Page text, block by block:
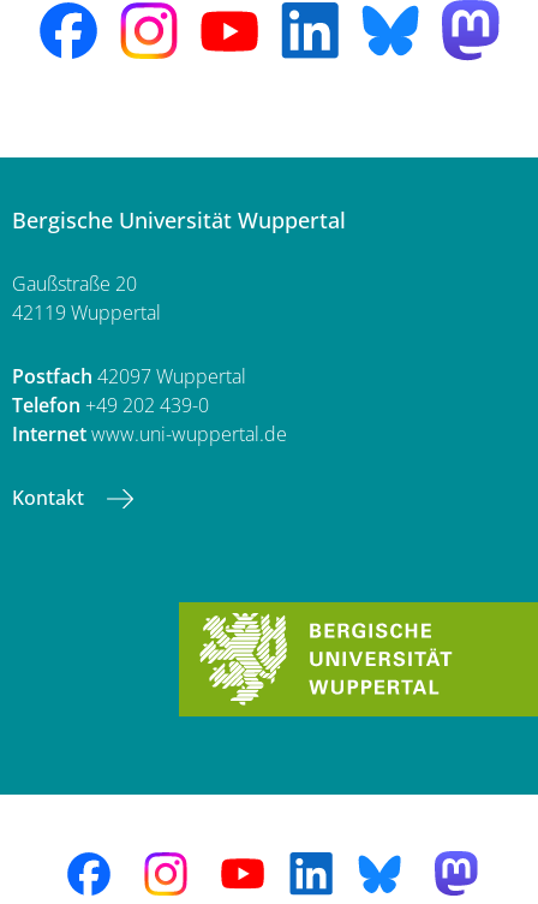
Bergische Universität Wuppertal
Gaußstraße 20
42119 Wuppertal
Postfach 42097 Wuppertal
Telefon +49 202 439-0
Internetwww.uni-wuppertal.de
Kontakt